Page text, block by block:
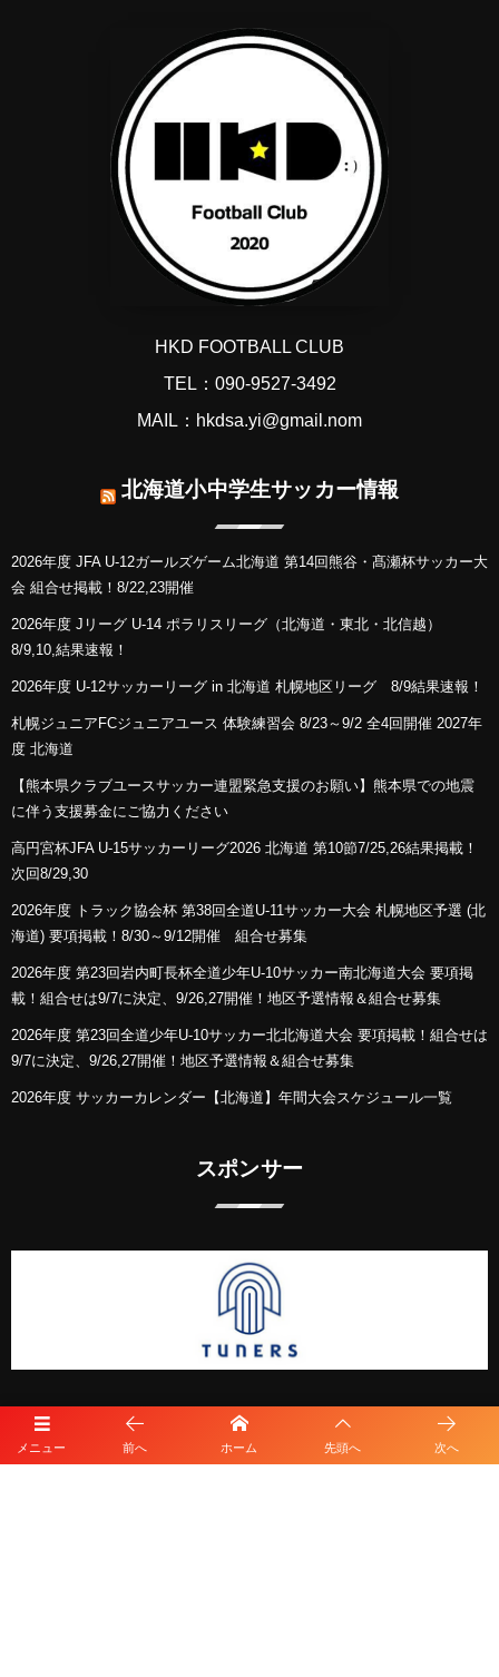
メニュー 前へ ホーム 先頭へ 次へ
HKD FOOTBALL CLUB
TEL：090-9527-3492
MAIL：hkdsa.yi@gmail.nom
北海道小中学生サッカー情報
2026年度 JFA U-12ガールズゲーム北海道 第14回熊谷・髙瀬杯サッカー大
会 組合せ掲載！8/22,23開催
2026年度 Jリーグ U-14 ポラリスリーグ（北海道・東北・北信越）
8/9,10,結果速報！
2026年度 U-12サッカーリーグ in 北海道 札幌地区リーグ 8/9結果速報！
札幌ジュニアFCジュニアユース 体験練習会 8/23～9/2 全4回開催 2027年
度 北海道
【熊本県クラブユースサッカー連盟緊急支援のお願い】熊本県での地震
に伴う支援募金にご協力ください
高円宮杯JFA U-15サッカーリーグ2026 北海道 第10節7/25,26結果掲載！
次回8/29,30
2026年度 トラック協会杯 第38回全道U-11サッカー大会 札幌地区予選 (北
海道) 要項掲載！8/30～9/12開催 組合せ募集
2026年度 第23回岩内町長杯全道少年U-10サッカー南北海道大会 要項掲
載！組合せは9/7に決定、9/26,27開催！地区予選情報＆組合せ募集
2026年度 第23回全道少年U-10サッカー北北海道大会 要項掲載！組合せは
9/7に決定、9/26,27開催！地区予選情報＆組合せ募集
2026年度 サッカーカレンダー【北海道】年間大会スケジュール一覧
スポンサー